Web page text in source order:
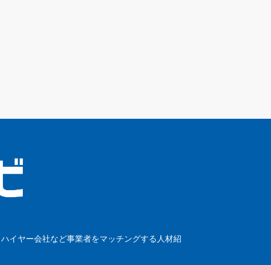
イヤー会社など事業者をマッチングする人材紹